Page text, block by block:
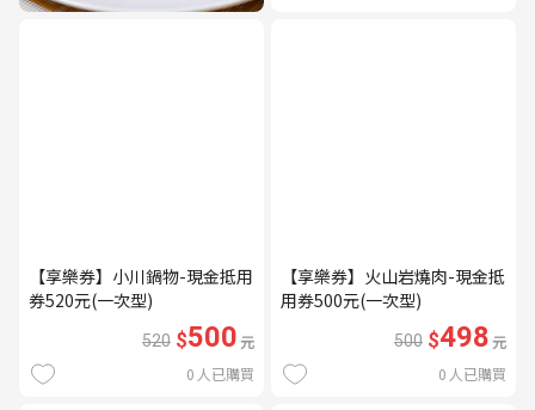
【享樂券】小川鍋物-現金抵用
券520元(一次型)
520 $500元
0 人已購買
【享樂券】火山岩燒肉-現金抵
用券500元(一次型)
500 $498元
0 人已購買